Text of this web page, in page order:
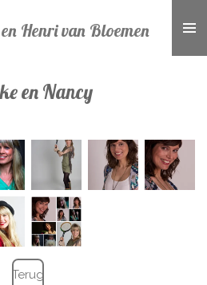
Henri van Bloemen
en Nancy
Terug